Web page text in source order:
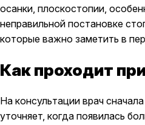
осанки, плоскостопии,
неправильной постановке
которые важно заметить в
Как проходит
На консультации врач
уточняет, когда появилась